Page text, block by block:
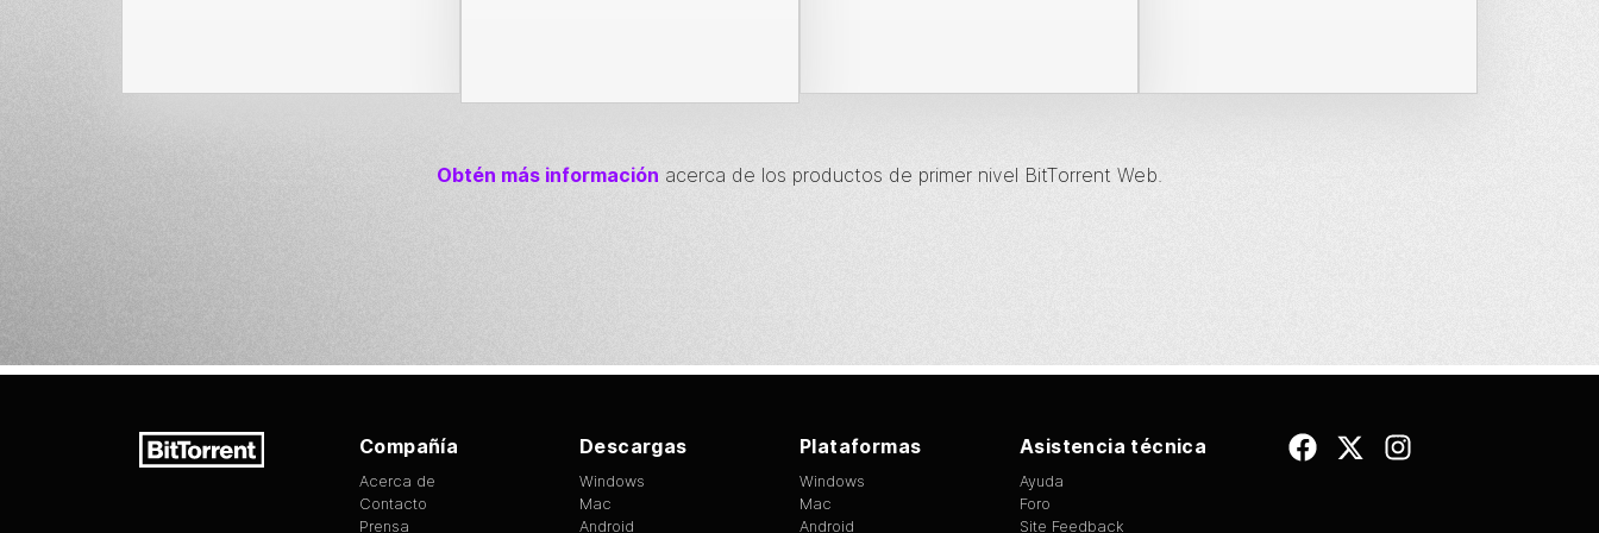
Obtén más información acerca de los productos de primer nivel BitTorrent Web.
Compañía
Acerca de
Contacto
Prensa
Descargas
Windows
Mac
Android
Plataformas
Windows
Mac
Android
Asistencia técnica
Ayuda
Foro
Site Feedback